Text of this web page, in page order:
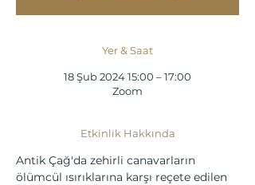
Yer & Saat
18 Şub 2024 15:00 – 17:00
Zoom
Etkinlik Hakkında
Antik Çağ'da zehirli canavarların
ölümcül ısırıklarına karşı reçete edilen